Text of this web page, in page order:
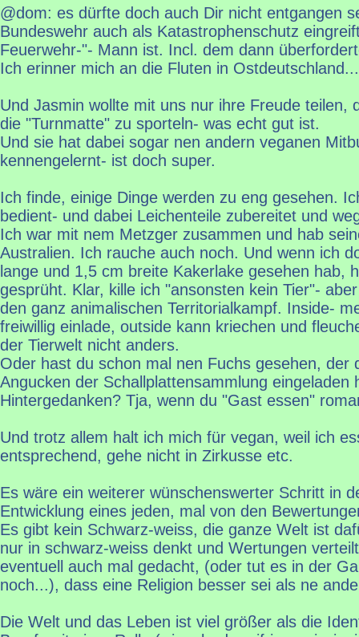
@dom: es dürfte doch auch Dir nicht entgangen
Bundeswehr auch als Katastrophenschutz
Feuerwehr-"- Mann ist. Incl. dem dann
Ich erinner mich an die Fluten in Ostdeutschland...
Und Jasmin wollte mit uns nur ihre Freude teilen,
die "Turnmatte" zu sporteln- was echt gut ist.
Und sie hat dabei sogar nen andern veganen
kennengelernt- ist doch super.
Ich finde, einige Dinge werden zu eng gesehen.
bedient- und dabei Leichenteile zubereitet und
Ich war mit nem Metzger zusammen und hab
Australien. Ich rauche auch noch. Und wenn ich
lange und 1,5 cm breite Kakerlake gesehen hab,
gesprüht. Klar, kille ich "ansonsten kein Tier"-
den ganz animalischen Territorialkampf. Inside-
freiwillig einlade, outside kann kriechen und
der Tierwelt nicht anders.
Oder hast du schon mal nen Fuchs gesehen, der
Angucken der Schallplattensammlung eingeladen
Hintergedanken? Tja, wenn du "Gast essen"
Und trotz allem halt ich mich für vegan, weil ich
entsprechend, gehe nicht in Zirkusse etc.
Es wäre ein weiterer wünschenswerter Schritt in
Entwicklung eines jeden, mal von den
Es gibt kein Schwarz-weiss, die ganze Welt ist
nur in schwarz-weiss denkt und Wertungen
eventuell auch mal gedacht, (oder tut es in der
noch...), dass eine Religion besser sei als ne
Die Welt und das Leben ist viel größer als die